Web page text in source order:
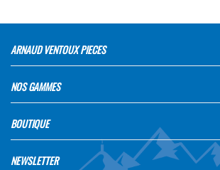
ARNAUD VENTOUX PIECES
NOS GAMMES
BOUTIQUE
NEWSLETTER